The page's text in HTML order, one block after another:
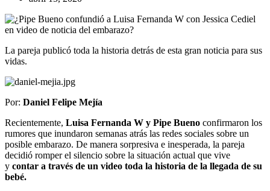
La pareja publicó toda la historia detrás de esta gran noticia para sus
vidas.
Por: Daniel Felipe Mejía
Recientemente, Luisa Fernanda W y Pipe Bueno confirmaron los
rumores que inundaron semanas atrás las redes sociales sobre un
posible embarazo. De manera sorpresiva e inesperada, la pareja
decidió romper el silencio sobre la situación actual que vive
y contar a través de un video toda la historia de la llegada de su
bebé.